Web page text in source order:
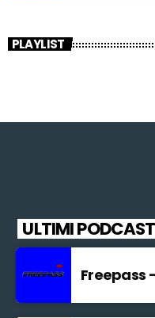
PLAYLIST
ULTIMI PODCAST
Freepass